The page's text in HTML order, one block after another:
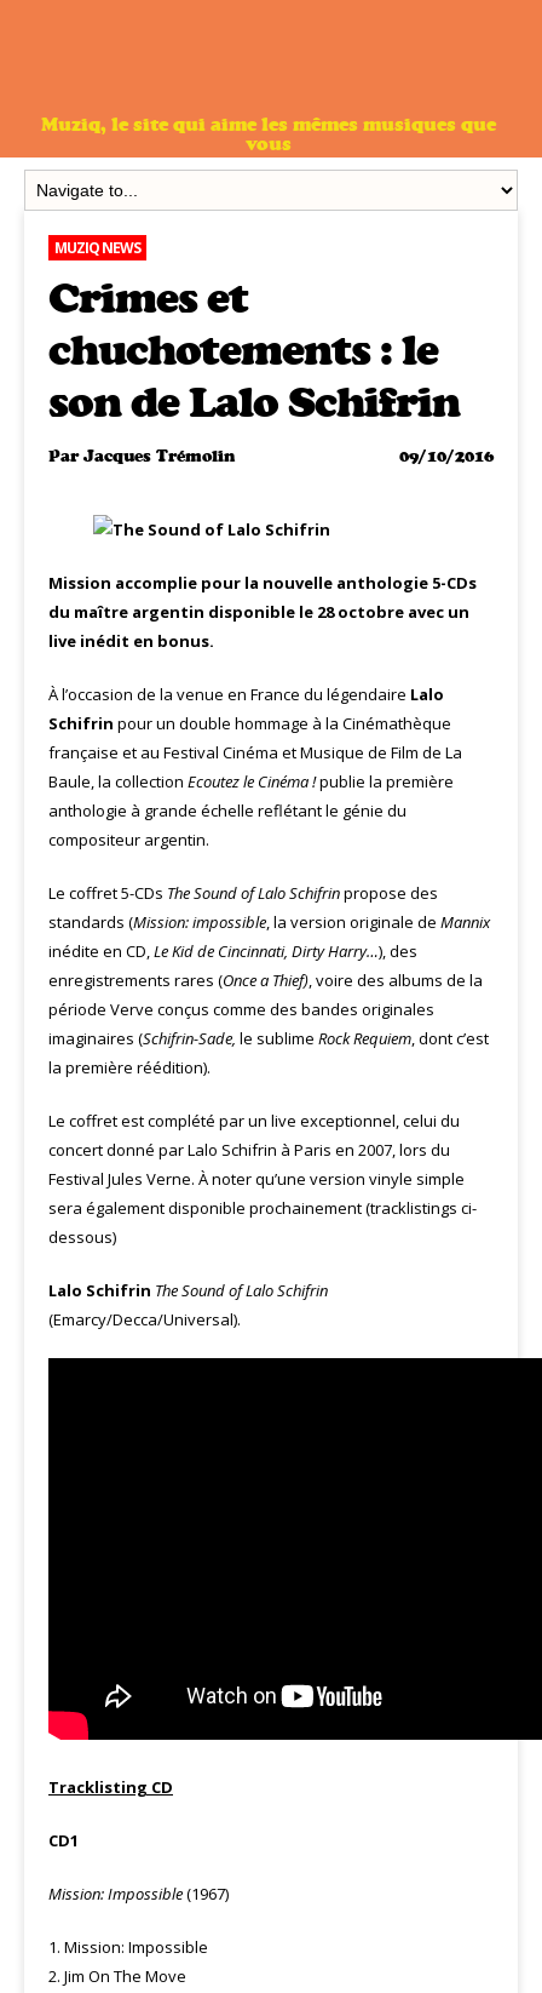
Muziq, le site qui aime les mêmes musiques que
vous
MUZIQ NEWS
Crimes et
chuchotements : le
son de Lalo Schifrin
ParJacques Trémolin 09/10/2016
Mission accomplie pour la nouvelle anthologie 5-CDs
du maître argentin disponible le 28 octobre avec un
live inédit en bonus.
À l’occasion de la venue en France du légendaire Lalo
Schifrin pour un double hommage à la Cinémathèque
française et au Festival Cinéma et Musique de Film de La
Baule, la collection Ecoutez le Cinéma !publie la première
anthologie à grande échelle reflétant le génie du
compositeur argentin.
Le coffret 5-CDs The Sound of Lalo Schifrinpropose des
standards (Mission: impossible, la version originale de Mannix
inédite en CD,Le Kid de Cincinnati, Dirty Harry…), des
enregistrements rares (Once a Thief), voire des albums de la
période Verve conçus comme des bandes originales
imaginaires (Schifrin-Sade, le sublime Rock Requiem, dont c’est
la première réédition).
Le coffret est complété par un live exceptionnel, celui du
concert donné par Lalo Schifrin à Paris en 2007, lors du
Festival Jules Verne. À noter qu’une version vinyle simple
sera également disponible prochainement (tracklistings ci-
dessous)
Lalo Schifrin The Sound of Lalo Schifrin
(Emarcy/Decca/Universal).
Tracklisting CD
CD1
Mission: Impossible(1967)
1. Mission: Impossible
2. Jim On The Move